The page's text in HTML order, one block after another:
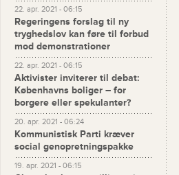
22. apr. 2021 - 06:15
Regeringens forslag til ny
tryghedslov kan føre til forbud
mod demonstrationer
22. apr. 2021 - 06:15
Aktivister inviterer til debat:
Københavns boliger – for
borgere eller spekulanter?
20. apr. 2021 - 06:24
Kommunistisk Parti kræver
social genopretningspakke
19. apr. 2021 - 06:15